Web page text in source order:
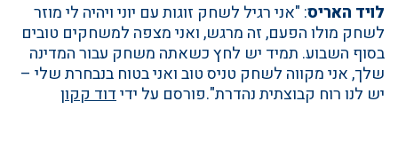
לויד האריס: "אני רגיל לשחק זוגות עם יוני ויהיה לי מוזר
לשחק מולו הפעם, זה מרגש, ואני מצפה למשחקים טובים
בסוף השבוע. תמיד יש לחץ כשאתה משחק עבור המדינה
שלך, אני מקווה לשחק טניס טוב ואני בטוח בנבחרת שלי –
יש לנו רוח קבוצתית נהדרת".פורסם על ידידוד קקון